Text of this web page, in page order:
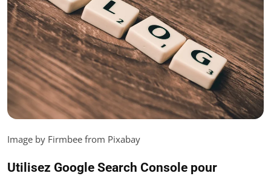
Image by Firmbee from Pixabay
Utilisez Google Search Console pour